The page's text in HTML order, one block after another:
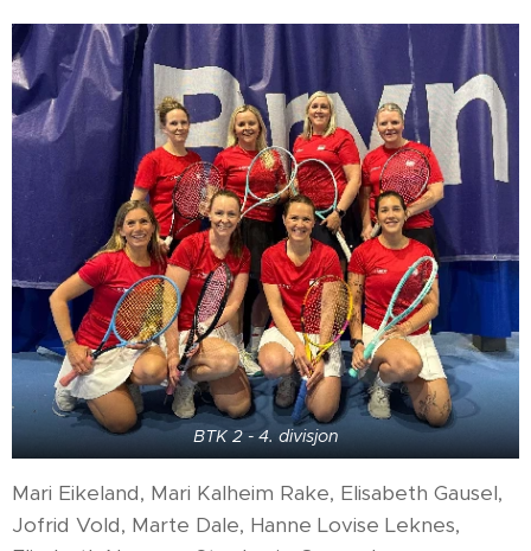
BTK 2 - 4. divisjon
Mari Eikeland, Mari Kalheim Rake, Elisabeth Gausel,
Jofrid Vold, Marte Dale, Hanne Lovise Leknes,